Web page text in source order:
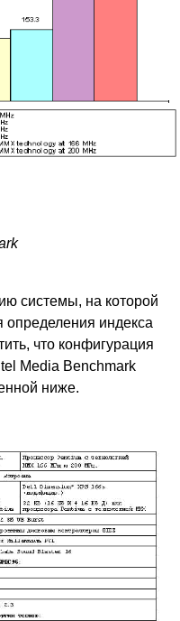
системы, на которой
определения индекса
что конфигурация
Media Benchmark
ниже.